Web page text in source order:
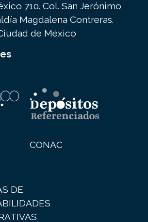
710. Col. San Jerónimo
Magdalena Contreras.
de México
CONAC
DE